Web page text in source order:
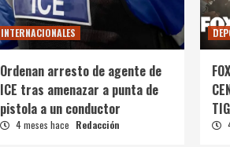
INTERNACIONALES
Ordenan arresto de agente de
ICE tras amenazar a punta de
pistola a un conductor
4 meses hace Redacción